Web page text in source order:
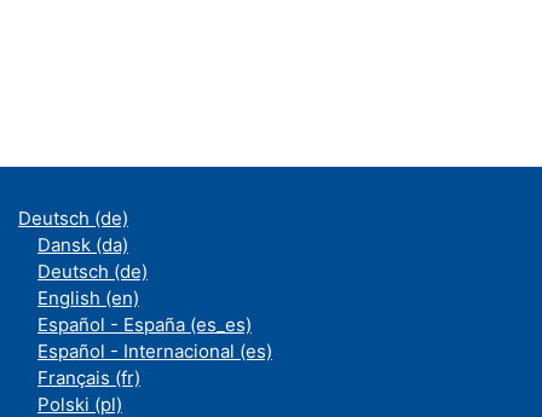
Deutsch ‎(de)‎
Dansk ‎(da)‎
Deutsch ‎(de)‎
English ‎(en)‎
Español - España ‎(es_es)‎
Español - Internacional ‎(es)‎
Français ‎(fr)‎
Polski ‎(pl)‎